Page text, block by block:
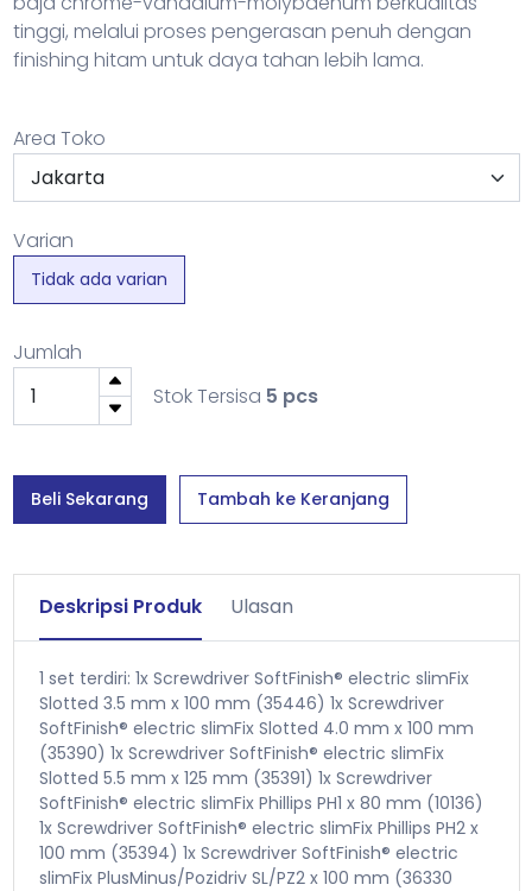
tinggi, melalui proses pengerasan penuh dengan
finishing hitam untuk daya tahan lebih lama.
Area Toko
Varian
Tidak ada varian
Jumlah
Stok Tersisa 5 pcs
Beli Sekarang Tambah ke Keranjang
Deskripsi Produk Ulasan
1 set terdiri: 1x Screwdriver SoftFinish® electric slimFix
Slotted 3.5 mm x 100 mm (35446) 1x Screwdriver
SoftFinish® electric slimFix Slotted 4.0 mm x 100 mm
(35390) 1x Screwdriver SoftFinish® electric slimFix
Slotted 5.5 mm x 125 mm (35391) 1x Screwdriver
SoftFinish® electric slimFix Phillips PH1 x 80 mm (10136)
1x Screwdriver SoftFinish® electric slimFix Phillips PH2 x
100 mm (35394) 1x Screwdriver SoftFinish® electric
slimFix PlusMinus/Pozidriv SL/PZ2 x 100 mm (36330